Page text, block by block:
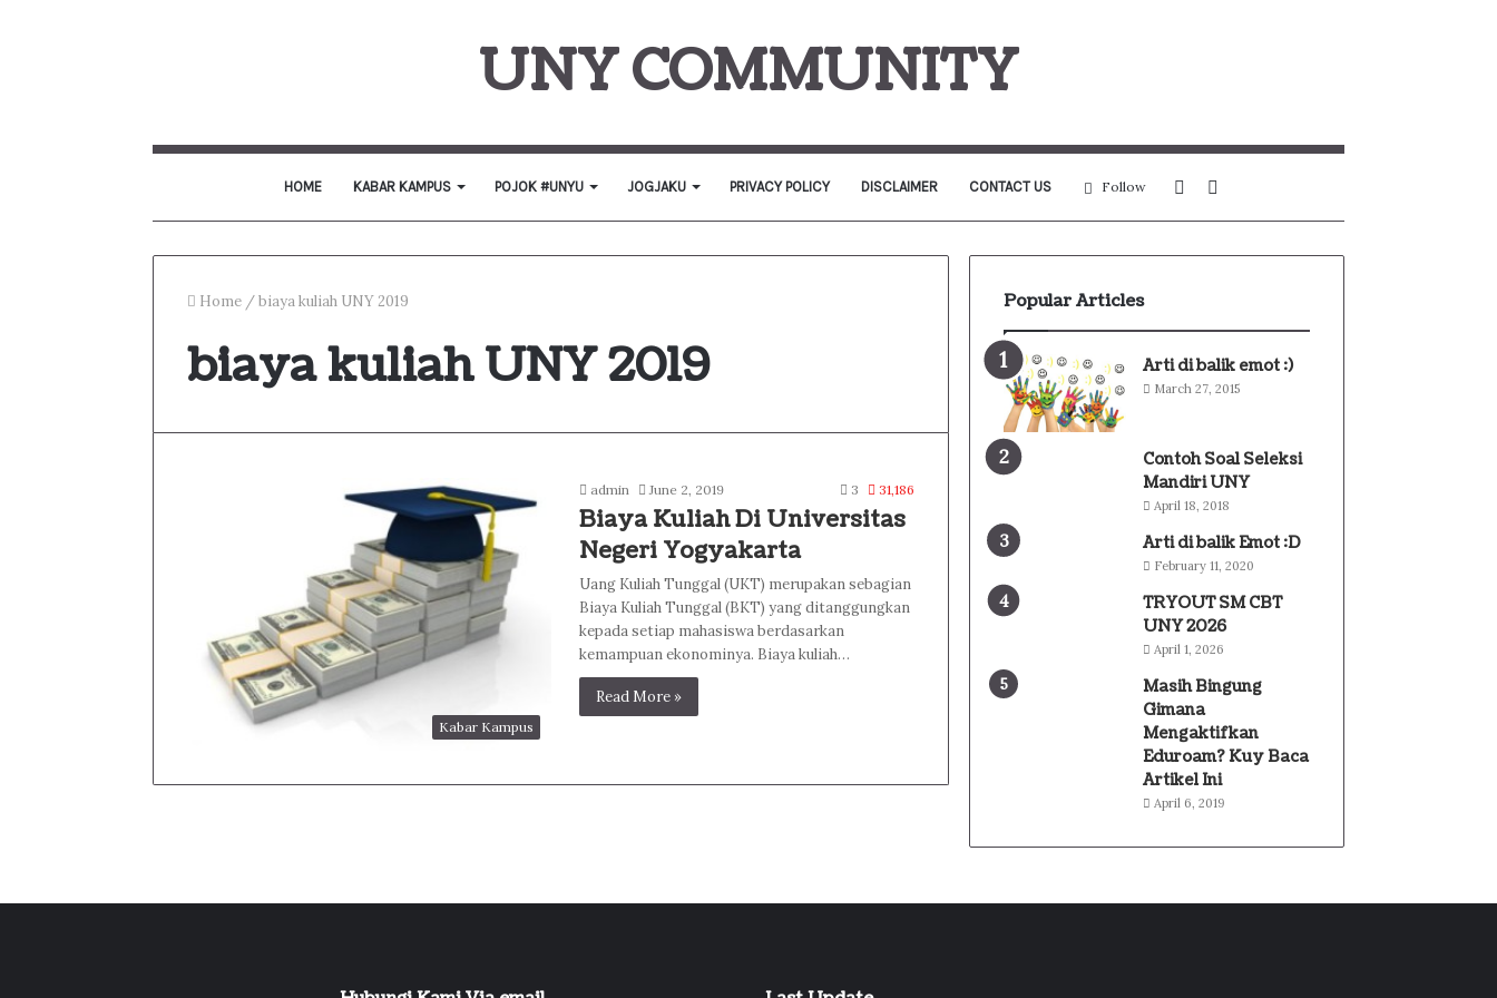
UNY COMMUNITY
HOME KABAR KAMPUS POJOK #UNYU JOGJAKU PRIVACY POLICY DISCLAIMER CONTACT US
for
Sidebar
Follow
Home /biaya kuliah UNY 2019
biaya kuliah UNY 2019
Kabar Kampus
admin June 2, 2019 3 31,186
Biaya Kuliah Di Universitas
Negeri Yogyakarta
Uang Kuliah Tunggal (UKT) merupakan sebagian
Biaya Kuliah Tunggal (BKT) yang ditanggungkan
kepada setiap mahasiswa berdasarkan
kemampuan ekonominya. Biaya kuliah…
Read More »
Popular Articles
Arti di balik emot :)
March 27, 2015
Contoh Soal Seleksi
Mandiri UNY
April 18, 2018
Arti di balik Emot :D
February 11, 2020
TRYOUT SM CBT
UNY 2026
April 1, 2026
Masih Bingung
Gimana
Mengaktifkan
Eduroam? Kuy Baca
Artikel Ini
April 6, 2019